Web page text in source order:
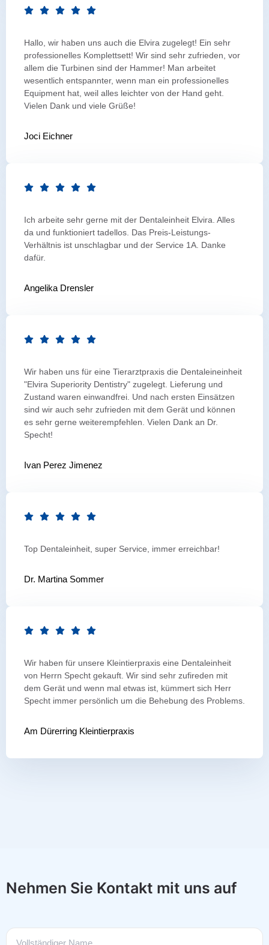
Hallo, wir haben uns auch die Elvira zugelegt! Ein sehr
professionelles Komplettsett! Wir sind sehr zufrieden, vor
allem die Turbinen sind der Hammer! Man arbeitet
wesentlich entspannter, wenn man ein professionelles
Equipment hat, weil alles leichter von der Hand geht.
Vielen Dank und viele Grüße!
Joci Eichner
Ich arbeite sehr gerne mit der Dentaleinheit Elvira. Alles
da und funktioniert tadellos. Das Preis-Leistungs-
Verhältnis ist unschlagbar und der Service 1A. Danke
dafür.
Angelika Drensler
Wir haben uns für eine Tierarztpraxis die Dentaleineinheit
"Elvira Superiority Dentistry" zugelegt. Lieferung und
Zustand waren einwandfrei. Und nach ersten Einsätzen
sind wir auch sehr zufrieden mit dem Gerät und können
es sehr gerne weiterempfehlen. Vielen Dank an Dr.
Specht!
Ivan Perez Jimenez
Top Dentaleinheit, super Service, immer erreichbar!
Dr. Martina Sommer
Wir haben für unsere Kleintierpraxis eine Dentaleinheit
von Herrn Specht gekauft. Wir sind sehr zufireden mit
dem Gerät und wenn mal etwas ist, kümmert sich Herr
Specht immer persönlich um die Behebung des Problems.
Am Dürerring Kleintierpraxis
Nehmen Sie Kontakt mit uns auf